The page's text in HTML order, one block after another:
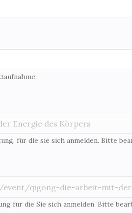
für die sie sich anmelden. Bitte
für die Sie sich anmelden. Bitte